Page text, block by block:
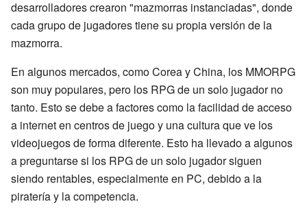
desarrolladores crearon "mazmorras instanciadas", donde
cada grupo de jugadores tiene su propia versión de la
mazmorra.
En algunos mercados, como Corea y China, los MMORPG
son muy populares, pero los RPG de un solo jugador no
tanto. Esto se debe a factores como la facilidad de acceso
a internet en centros de juego y una cultura que ve los
videojuegos de forma diferente. Esto ha llevado a algunos
a preguntarse si los RPG de un solo jugador siguen
siendo rentables, especialmente en PC, debido a la
piratería y la competencia.